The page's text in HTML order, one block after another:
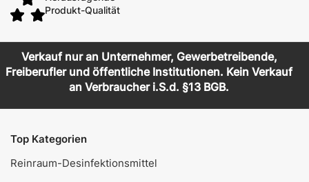
Produkt-Qualität
Verkauf nur an Unternehmer, Gewerbetreibende,
Freiberufler und öffentliche Institutionen. Kein Verkauf
an Verbraucher i.S.d. §13 BGB.
Top Kategorien
Reinraum-Desinfektionsmittel